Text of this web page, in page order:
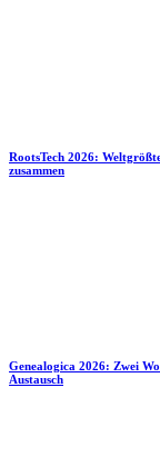
RootsTech 2026:
zusammen
Genealogica 2026: Zwei
Austausch